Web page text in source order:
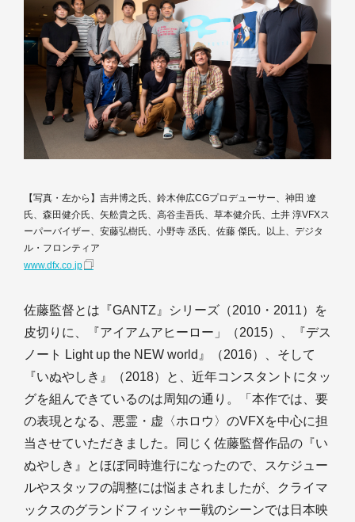
【写真・左から】吉井博之氏、鈴木伸広CGプロデューサー、神田 遼
氏、森田健介氏、矢舩貴之氏、高谷圭吾氏、草本健介氏、土井 淳VFXス
ーパーバイザー、安藤弘樹氏、小野寺 丞氏、佐藤 傑氏。以上、デジタ
ル・フロンティア
www.dfx.co.jp
佐藤監督とは『GANTZ』シリーズ（2010・2011）を
皮切りに、『アイアムアヒーロー」（2015）、『デス
ノート Light up the NEW world』（2016）、そして
『いぬやしき』（2018）と、近年コンスタントにタッ
グを組んできているのは周知の通り。「本作では、要
の表現となる、悪霊・虚〈ホロウ〉のVFXを中心に担
当させていただきました。同じく佐藤監督作品の『い
ぬやしき』とほぼ同時進行になったので、スケジュー
ルやスタッフの調整には悩まされましたが、クライマ
ックスのグランドフィッシャー戦のシーンでは日本映